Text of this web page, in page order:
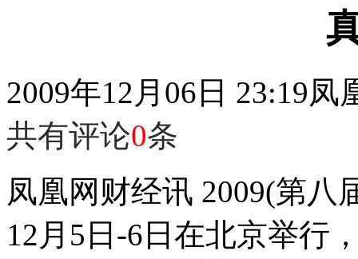
2009年12月06日 23:19凤
共有评论0条
凤凰网财经讯 2009(第八
12月5日-6日在北京举行